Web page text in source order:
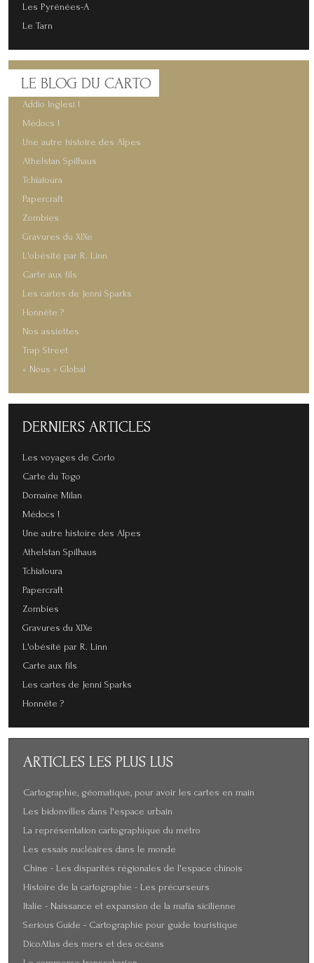
Les Pyrénées-A
Le Tarn
LE BLOG DU CARTO
Addio Inglesi !
Médocs !
Une autre histoire des Alpes
Athelstan Spilhaus
Tchiatoura
Papercraft
Zombies
Gravures du XIXe
L'obésité par R. Linn
Carte aux fils
Les cartes de Jenni Sparks
Honnête ?
Nos assiettes
Trap Street
« Nous » Global
DERNIERS ARTICLES
Les voyages de Corto
Carte du Togo
Domaine Milan
Médocs !
Une autre histoire des Alpes
Athelstan Spilhaus
Tchiatoura
Papercraft
Zombies
Gravures du XIXe
L'obésité par R. Linn
Carte aux fils
Les cartes de Jenni Sparks
Honnête ?
ARTICLES LES PLUS LUS
Cartographie, géomatique, pour avoir les cartes en main
Les bidonvilles dans l'espace urbain
La représentation cartographique du métro
Les essais nucléaires dans le monde
Chine - Les disparités régionales de l'espace chinois
Histoire de la cartographie - Les précurseurs
Italie - Naissance et expansion de la mafia sicilienne
Serious Guide - Cartographie pour guide touristique
DicoAtlas des mers et des océans